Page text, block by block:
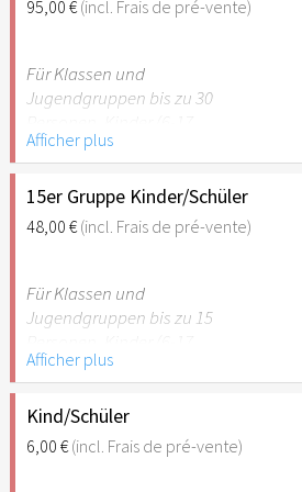
empfehlenswert.
95,00 €(incl. Frais de pré-vente)
Für Klassen und
Jugendgruppen bis zu 30
Jahre) oder Schüler mit
Schülerausweis inklusive
erwachsene Begleitperson.
Hinweis: Für Kinder unter 6
Stuttgart nicht
empfehlenswert.
Afficher plus
15er Gruppe Kinder/Schüler
48,00 €(incl. Frais de pré-vente)
Für Klassen und
Jugendgruppen bis zu 15
Jahre) oder Schüler mit
Schülerausweis inklusive
erwachsene Begleitperson.
Hinweis: Für Kinder unter 6
Afficher plus
Kind/Schüler
6,00 €(incl. Frais de pré-vente)